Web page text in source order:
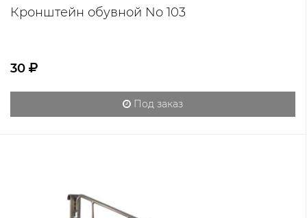
Кронштейн обувной Nо 103
30
Под заказ